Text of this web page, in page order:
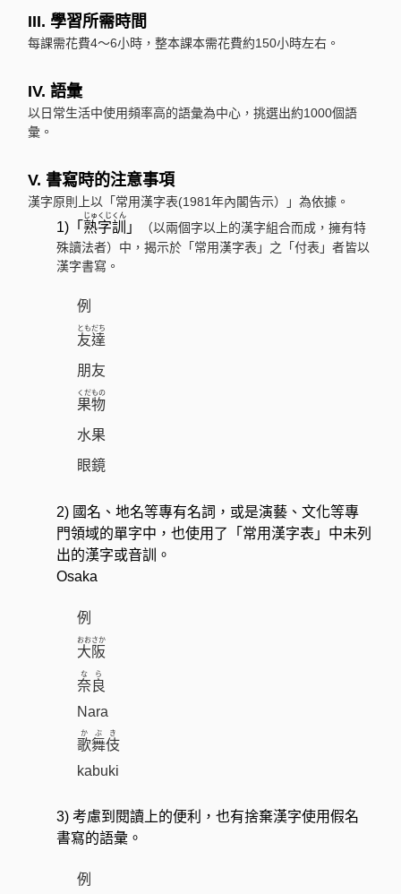
III. 學習所需時間
每課需花費4～6小時，整本課本需花費約150小時左右。
IV. 語彙
以日常生活中使用頻率高的語彙為中心，挑選出約1000個語
彙。
V. 書寫時的注意事項
漢字原則上以「常用漢字表(1981年內閣告示）」為依據。
1)「熟字訓
じゅくじくん
」
（以兩個字以上的漢字組合而成，擁有特
殊讀法者）中，揭示於「常用漢字表」之「付表」者皆以
漢字書寫。
例
友達
ともだち
朋友
果物
くだもの
水果
眼鏡
2) 國名、地名等專有名詞，或是演藝、文化等專
門領域的單字中，也使用了「常用漢字表」中未列
出的漢字或音訓。
Osaka
例
大阪
おおさか
奈良
なら
Nara
歌舞伎
かぶき
kabuki
3) 考慮到閱讀上的便利，也有捨棄漢字使用假名
書寫的語彙。
例